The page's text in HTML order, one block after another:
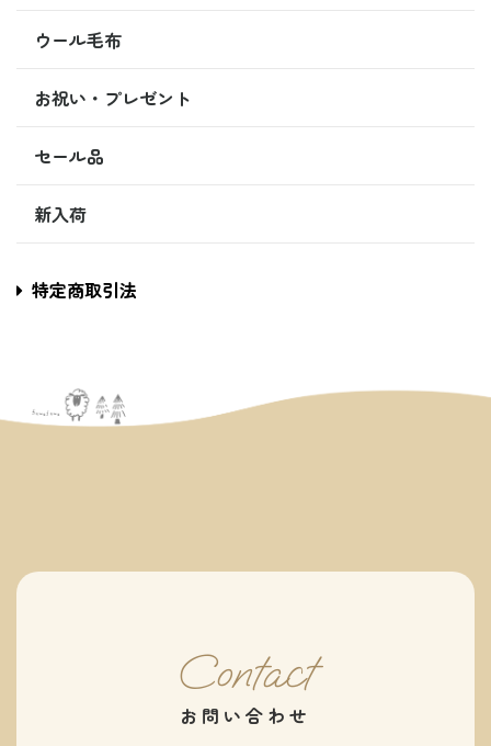
ウール毛布
お祝い・プレゼント
セール品
新入荷
特定商取引法
Contact
お問い合わせ